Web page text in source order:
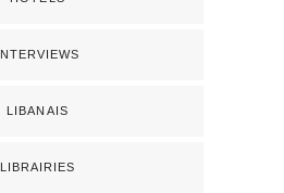
INTERVIEWS
LIBANAIS
LIBRAIRIES